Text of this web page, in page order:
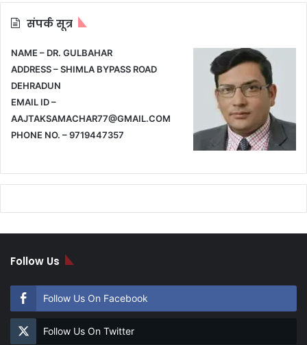
संपर्क सूत्र
NAME – DR. GULBAHAR
ADDRESS – SHIMLA BYPASS ROAD
DEHRADUN
EMAIL ID –
AAJTAKSAMACHAR77@GMAIL.COM
PHONE NO. – 9719447357
Follow Us
Follow Us On Facebook
Follow Us On Twitter